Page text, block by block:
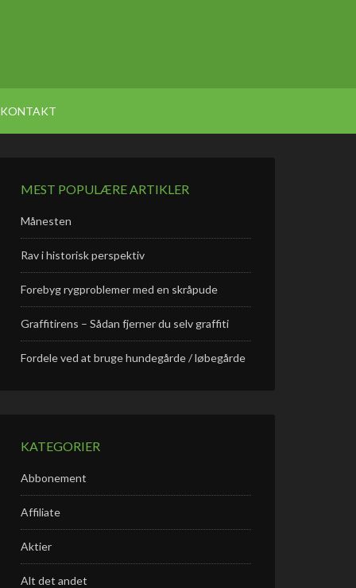
KONTAKT
MEST POPULÆRE ARTIKLER
Månesten
Rav i historisk perspektiv
Forebyg rygproblemer med en skråpude
Graffitirens – Sådan fjerner du selv graffiti
Fordele ved at bruge hundegårde / løbegårde
KATEGORIER
Abbonement
Affiliate
Aktier
Alt det andet